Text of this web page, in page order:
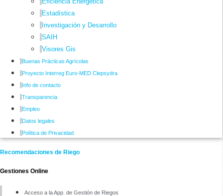
Estadística
Investigación y Desarrollo
SAIH
Visores Gis
Buenas Prácticas Agrícolas
Proyecto Interreg Euro-MED Clepsydra
Info de contacto
Transparencia
Empleo
Datos legales
Política de Privacidad
Recomendaciones de Riego
Gestiones Online
Acceso a la App. de Gestión de Riegos